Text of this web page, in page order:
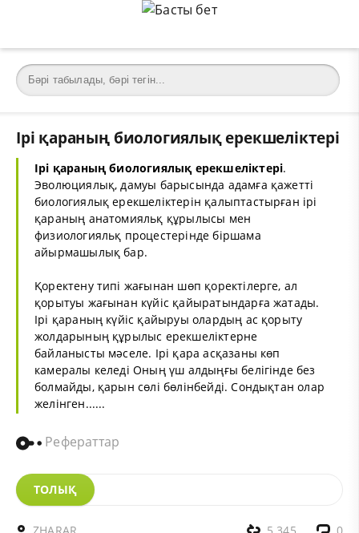
Ірі қараның биологиялық ерекшеліктері
Ірі қараның биологиялық ерекшеліктері.
Эволюциялық, дамуы барысында адамға қажетті
биологиялық ерекшеліктерін қалыптастырған ipi
қараның анатомияльқ құрылысы мен
физиологияльқ процестерінде біршама
айырмашылық бар.
Қоректену типі жағынан шөп қоректілерге, ал
қорытуы жағынан күйіс қайыратындарға жатады.
Ipi қараның күйіс қайыруы олардың ас қорыту
жолдарының құрылыс ерекшеліктерне
байланысты мәселе. Ipi қара асқазаны көп
камералы келеді Оның үш алдыңғы белігінде без
болмайды, қарын сөлі бөлінбейді. Сондықтан олар
желінген......
Рефераттар
ТОЛЫҚ